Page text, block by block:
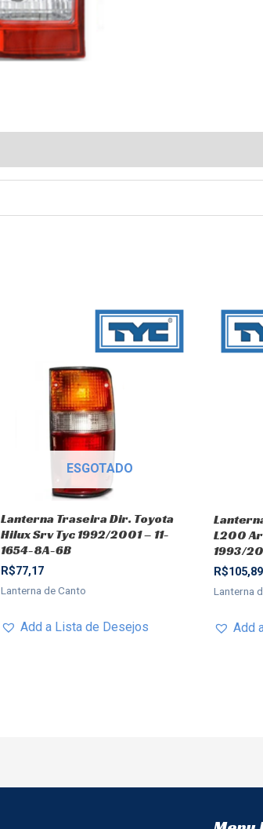
ESGOTADO
Lanterna Traseira Dir. Toyota
Hilux Srv Tyc 1992/2001 – 11-
1654-8A-6B
R$77,17
Lanterna de Canto
Add a Lista de Desejos
L200
1993/
R$105,89
Lanterna
Add